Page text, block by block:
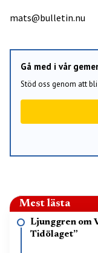
mats@bulletin.nu
Gå med i vår
Stöd oss genom att bli
Mest lästa
Ljunggren om
Tidölaget”